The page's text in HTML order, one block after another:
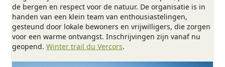
de bergen en respect voor de natuur. De organisatie is in
handen van een klein team van enthousiastelingen,
gesteund door lokale bewoners en vrijwilligers, die zorgen
voor een warme ontvangst. Inschrijvingen zijn vanaf nu
geopend. Winter trail du Vercors.